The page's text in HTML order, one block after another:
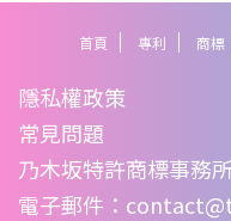
首頁 專利 商標
隱私權政策
常見問題
乃木坂特許商標事務
電子郵件：